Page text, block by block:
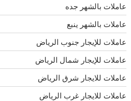
عاملات بالشهر جده
عاملات بالشهر ينبع
عاملات للإيجار جنوب الرياض
عاملات للإيجار شمال الرياض
عاملات للايجار شرق الرياض
عاملات للايجار غرب الرياض